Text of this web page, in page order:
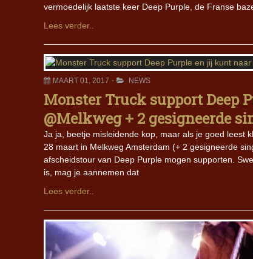
vermoedelijk laatste keer Deep Purple, de Franse
Lees verder..
MAART 01, 2017 NEWS
Monster Truck support Deep
@Melkweg + 2 gesigneerde
Ja ja, beetje misleidende kop, maar als je goed leest
28 maart in Melkweg Amsterdam (+ 2 gesigneerde
afscheidstour van Deep Purple mogen supporten.
is, mag je aannemen dat
Lees verder..